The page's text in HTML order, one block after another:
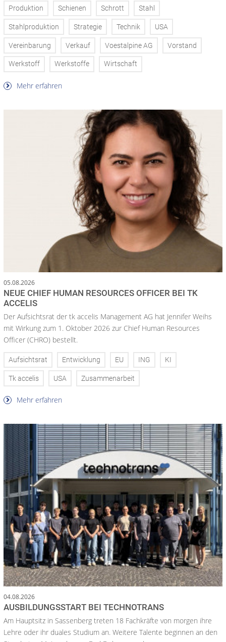
Produktion Schienen Schrott Stahl
Stahlproduktion Strategie Technik USA
Vereinbarung Verkauf Voestalpine AG Vorstand
Werkstoff Werkstoffe Wirtschaft
Mehr erfahren
05.08.2026
NEUE CHIEF HUMAN RESOURCES OFFICER BEI TK
ACCELIS
Der Aufsichtsrat der tk accelis Management AG hat Jennifer Weihs
mit Wirkung zum 1. Oktober 2026 zur Chief Human Resources
Officer (CHRO) bestellt.
Aufsichtsrat Entwicklung EU ING KI
Tk accelis USA Zusammenarbeit
Mehr erfahren
04.08.2026
AUSBILDUNGSSTART BEI TECHNOTRANS
Am Hauptsitz in Sassenberg treten 18 Fachkräfte von morgen ihre
Lehre oder ihr duales Studium an. Weitere Talente beginnen an den